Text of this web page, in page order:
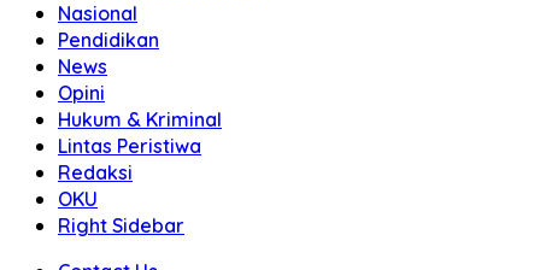
Nasional
Pendidikan
News
Opini
Hukum & Kriminal
Lintas Peristiwa
Redaksi
OKU
Right Sidebar